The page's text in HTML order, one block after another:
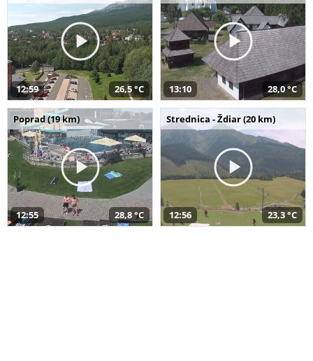
12:59 26,5 °C 13:10 28,0 °C
Poprad (19 km)
12:55 28,8 °C
Strednica - Ždiar (20 km)
12:56 23,3 °C